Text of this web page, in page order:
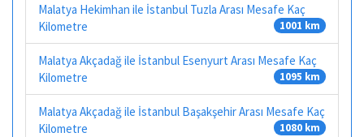
Malatya Hekimhan ile İstanbul Tuzla Arası Mesafe Kaç
Kilometre
1001 km
Malatya Akçadağ ile İstanbul Esenyurt Arası Mesafe Kaç
Kilometre
1095 km
Malatya Akçadağ ile İstanbul Başakşehir Arası Mesafe Kaç
Kilometre
1080 km